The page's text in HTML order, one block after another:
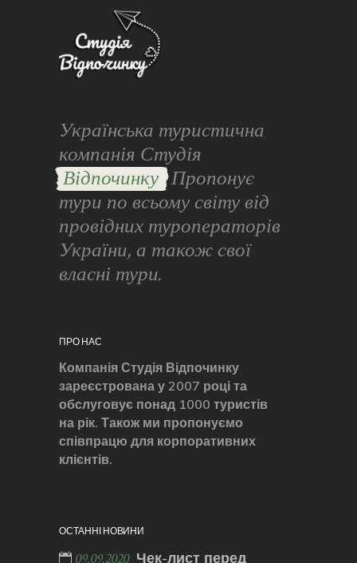
Українська туристична
компанія Студія
Відпочинку Пропонує
тури по всьому світу від
провідних туроператорів
України, а також свої
власні тури.
ПРО НАС
Компанія Студія Відпочинку
зареєстрована у 2007 році та
обслуговує понад 1000 туристів
на рік. Також ми пропонуємо
співпрацю для корпоративних
клієнтів.
ОСТАННІ НОВИНИ
09.09.2020 Чек-лист перед